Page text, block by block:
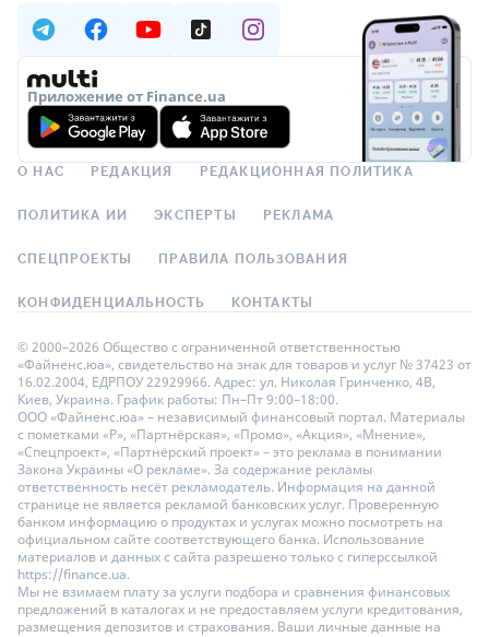
Приложение от Finance.ua
О НАС РЕДАКЦИЯ РЕДАКЦИОННАЯ ПОЛИТИКА
ПОЛИТИКА ИИ ЭКСПЕРТЫ РЕКЛАМА
СПЕЦПРОЕКТЫ ПРАВИЛА ПОЛЬЗОВАНИЯ
КОНФИДЕНЦИАЛЬНОСТЬ КОНТАКТЫ
© 2000–2026 Общество с ограниченной ответственностью
«Файненс.юа», свидетельство на знак для товаров и услуг № 37423 от
16.02.2004, ЕДРПОУ 22929966. Адрес: ул. Николая Гринченко, 4В,
Киев, Украина. График работы: Пн–Пт 9:00–18:00.
ООО «Файненс.юа» – независимый финансовый портал. Материалы
с пометками «Р», «Партнёрская», «Промо», «Акция», «Мнение»,
«Спецпроект», «Партнёрский проект» – это реклама в понимании
Закона Украины «О рекламе». За содержание рекламы
ответственность несёт рекламодатель. Информация на данной
странице не является рекламой банковских услуг. Проверенную
банком информацию о продуктах и услугах можно посмотреть на
официальном сайте соответствующего банка. Использование
материалов и данных с сайта разрешено только с гиперссылкой
https://finance.ua.
Мы не взимаем плату за услуги подбора и сравнения финансовых
предложений в каталогах и не предоставляем услуги кредитования,
размещения депозитов и страхования. Ваши личные данные на